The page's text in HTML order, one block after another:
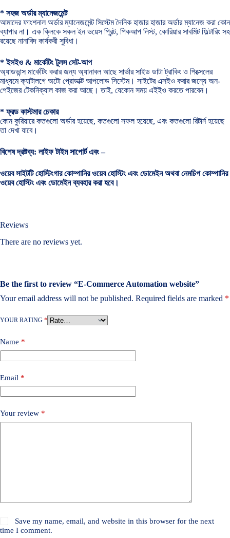
* সহজ অর্ডার ম্যানেজমেন্ট
আমাদের ফাংশনাল অর্ডার ম্যানেজমেন্ট সিস্টেম দৈনিক হাজার হাজার অর্ডার ম্যানেজ করা কোন
ব্যাপার না। এক ক্লিকে সকল ইন ভয়েস প্রিন্ট, পিকআপ লিস্ট, কোরিয়ার সাবমিট ফিল্টারিং সহ
রয়েছে নানাবিদ কার্যকরী সুবিধা।
* ইসইও & মার্কেটিং টুলস সেট-আপ
অ্যাডভান্স মার্কেটিং করার জন্য অ্যানাবল আছে সার্ভার সাইড ডাটা ট্রাকিং ও পিক্সেলের
মাধ্যমে ক্যাটালগে অটো প্রোডাক্ট আপলোড সিস্টেম। সাইটের এসইও করার জন্যে অন-
পেইজের টেকনিক্যাল কাজ করা আছে। তাই, যেকোন সময় এইইও করতে পারবেন।
* ফ্রড কাস্টমার চেকার
কোন কুরিয়ারে কতগুলো অর্ডার হয়েছে, কতগুলো সফল হয়েছে, এবং কতগুলো রিটার্ন হয়েছে
তা দেখা যাবে।
বিশেষ দ্রষ্টব্য: লাইফ টাইম সাপোর্ট এবং –
ওয়েব সাইটটি হোস্টিংগার কোম্পানির ওয়েব হোস্টিং এবং ডোমেইন অথবা নেমচিপ কোম্পানির
ওয়েব হোস্টিং এবং ডোমেইন ব্যবহার করা হবে।
Reviews
There are no reviews yet.
Be the first to review “E-Commerce Automation website”
Your email address will not be published. Required fields are marked *
YOUR RATING *
Name *
Email *
Your review *
Save my name, email, and website in this browser for the next
time I comment.